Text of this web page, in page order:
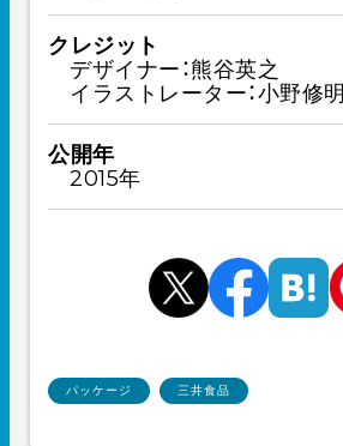
クレジット
デザイナー：熊谷英之
イラストレーター：小野修明
公開年
2015年
パッケージ 三井食品